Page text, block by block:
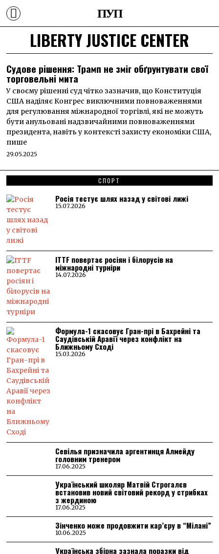
ПУП
LIBERTY JUSTICE CENTER
Судове рішення: Трамп не зміг обґрунтувати свої
торговельні мита
У своєму рішенні суд чітко зазначив, що Конституція
США наділяє Конгрес виключними повноваженнями
для регулювання міжнародної торгівлі, які не можуть
бути анульовані надзвичайними повноваженнями
президента, навіть у контексті захисту економіки США,
пише
29.05.2025
СПОРТ
Росія тестує шлях назад у світові лижі
15.07.2026
ITTF повертає росіян і білорусів на
міжнародні турніри
14.07.2026
Формула-1 скасовує Гран-прі в Бахрейні та
Саудівській Аравії через конфлікт на
Ближньому Сході
15.03.2026
Севілья призначила аргентинця Алмейду
головним тренером
17.06.2025
Український школяр Матвій Строгалєв
встановив новий світовий рекорд у стрибках
з жердиною
17.06.2025
Зінченко може продовжити кар’єру в “Мілані”
10.06.2025
Українська збірна зазнала поразки від